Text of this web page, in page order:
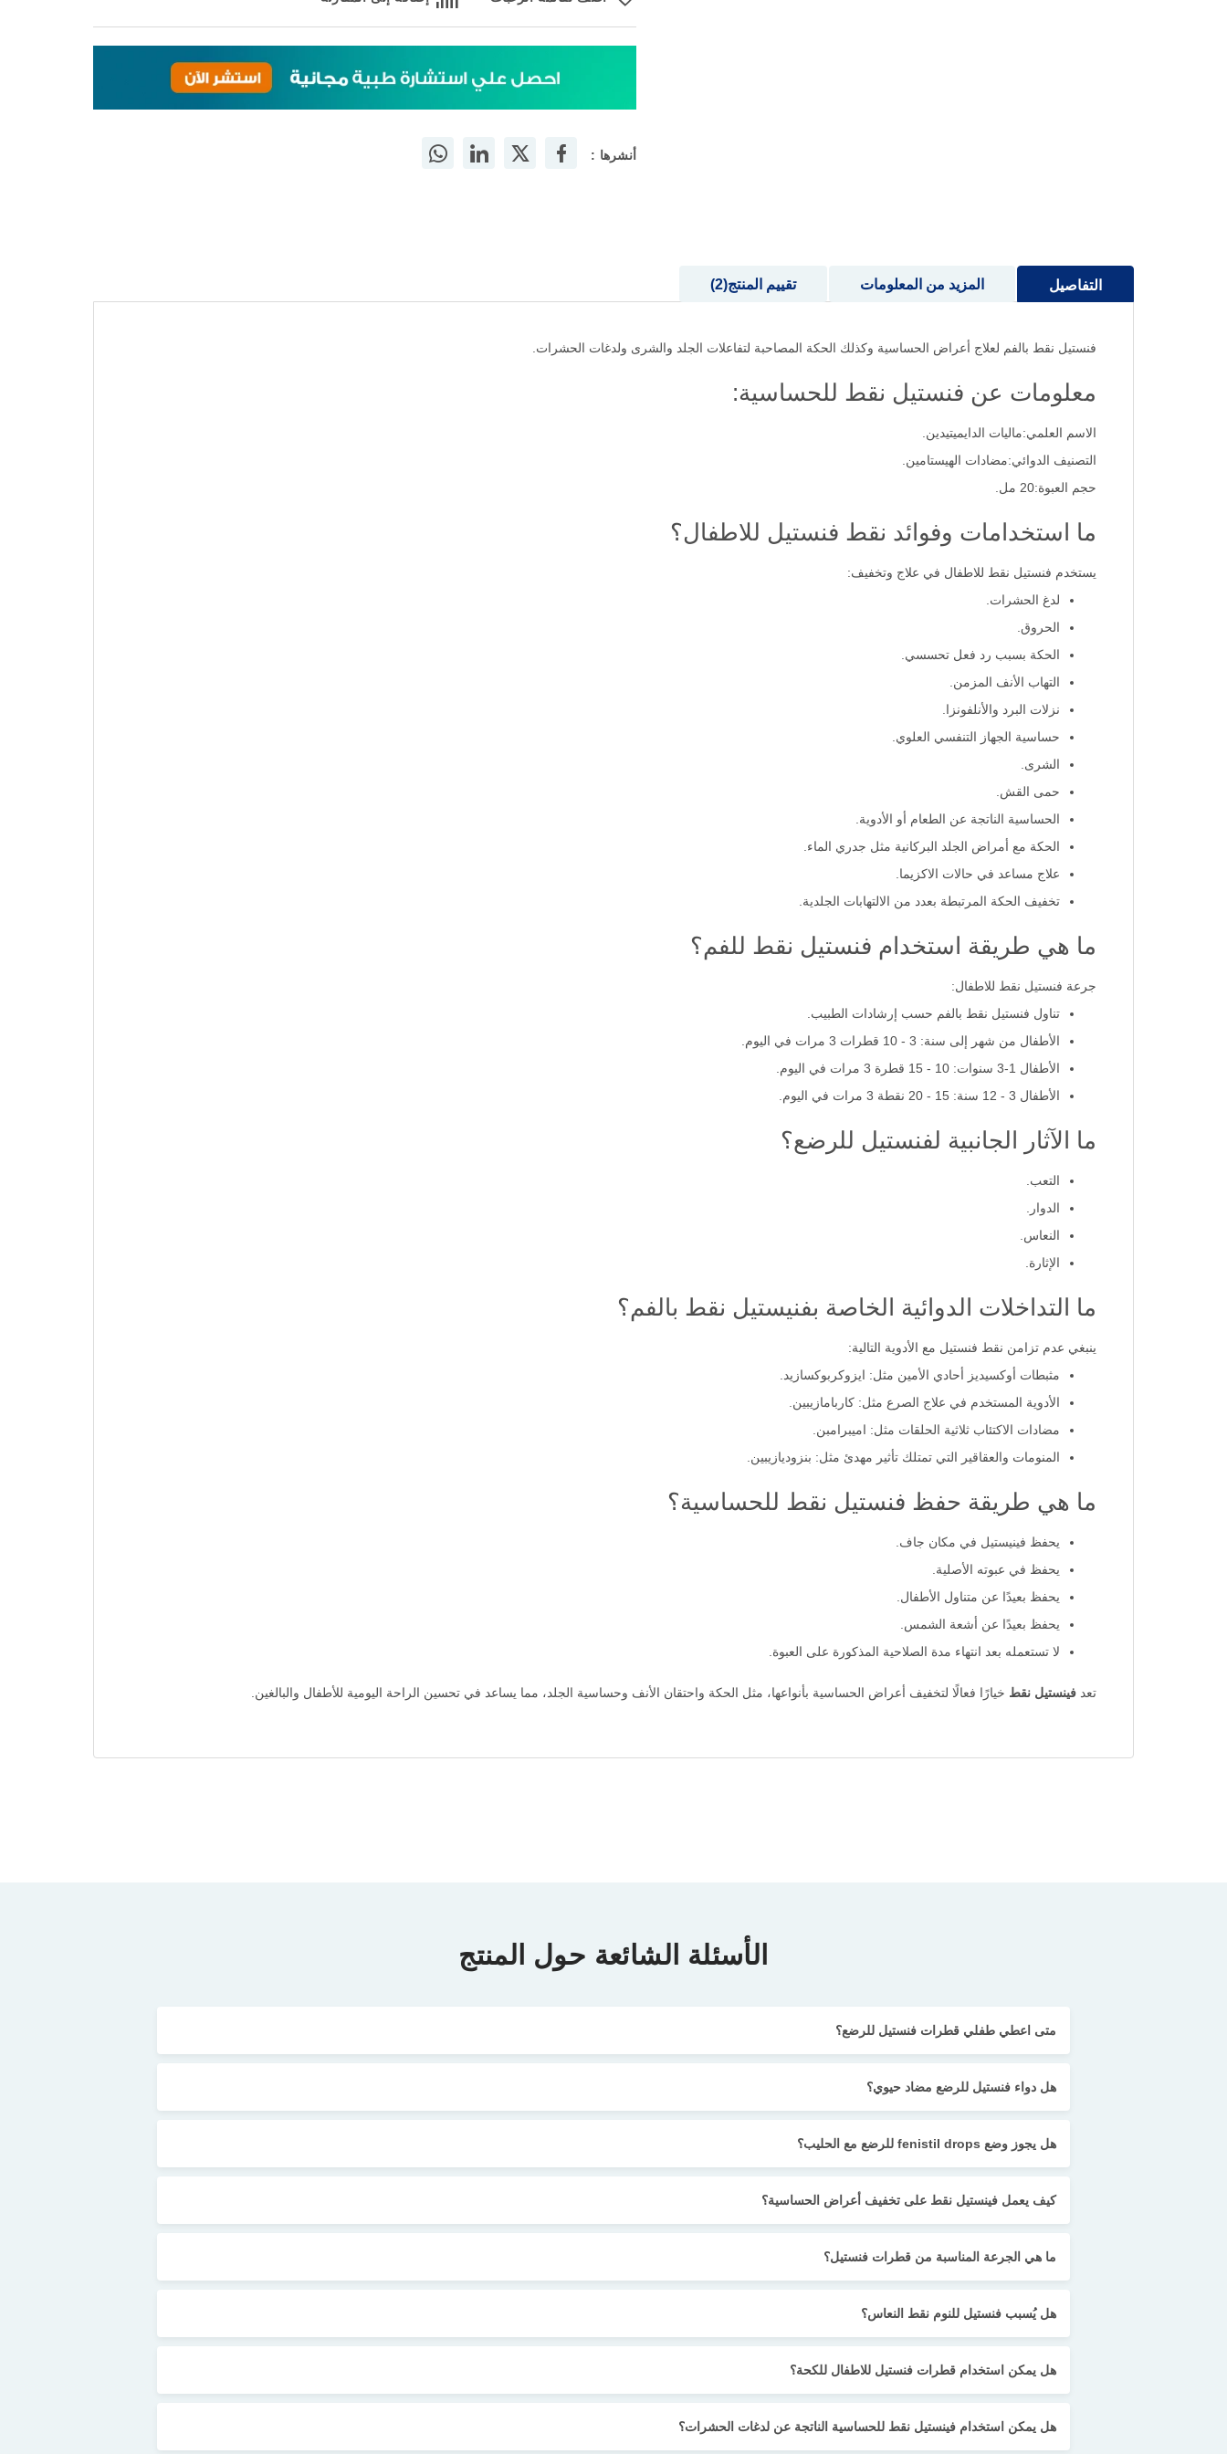
أنشرها :
التفاصيل
فنستيل نقط بالفم لعلاج أعراض الحساسية وكذلك الحكة المصاحبة لتفاعلات الجلد والشرى ولدغات الحشرات.
معلومات عن فنستيل نقط للحساسية:
الاسم العلمي:ماليات الدايميتيدين.
التصنيف الدوائي:مضادات الهيستامين.
حجم العبوة:20 مل.
ما استخدامات وفوائد نقط فنستيل للاطفال؟
يستخدم فنستيل نقط للاطفال في علاج وتخفيف:
لدغ الحشرات.
الحروق.
الحكة بسبب رد فعل تحسسي.
التهاب الأنف المزمن.
نزلات البرد والأنلفونزا.
حساسية الجهاز التنفسي العلوي.
الشرى.
حمى القش.
الحساسية الناتجة عن الطعام أو الأدوية.
الحكة مع أمراض الجلد البركانية مثل جدري الماء.
علاج مساعد في حالات الاكزيما.
تخفيف الحكة المرتبطة بعدد من الالتهابات الجلدية.
ما هي طريقة استخدام فنستيل نقط للفم؟
جرعة فنستيل نقط للاطفال:
تناول فنستيل نقط بالفم حسب إرشادات الطبيب.
الأطفال من شهر إلى سنة: 3 - 10 قطرات 3 مرات في اليوم.
الأطفال 1-3 سنوات: 10 - 15 قطرة 3 مرات في اليوم.
الأطفال 3 - 12 سنة: 15 - 20 نقطة 3 مرات في اليوم.
ما الآثار الجانبية لفنستيل للرضع؟
التعب.
الدوار.
النعاس.
الإثارة.
ما التداخلات الدوائية الخاصة بفنيستيل نقط بالفم؟
ينبغي عدم تزامن نقط فنستيل مع الأدوية التالية:
مثبطات أوكسيديز أحادي الأمين مثل: ايزوكربوكسازيد.
الأدوية المستخدم في علاج الصرع مثل: كاربامازيبين.
مضادات الاكتئاب ثلاثية الحلقات مثل: اميبرامبن.
المنومات والعقاقير التي تمتلك تأثير مهدئ مثل: بنزوديازيبين.
ما هي طريقة حفظ فنستيل نقط للحساسية؟
يحفظ فينيستيل في مكان جاف.
يحفظ في عبوته الأصلية.
يحفظ بعيدًا عن متناول الأطفال.
يحفظ بعيدًا عن أشعة الشمس.
لا تستعمله بعد انتهاء مدة الصلاحية المذكورة على العبوة.
تعد فينستيل نقط خيارًا فعالًا لتخفيف أعراض الحساسية بأنواعها، مثل الحكة واحتقان الأنف وحساسية الجلد، مما يساعد في تحسين الراحة اليومية للأطفال والبالغين.
المزيد من المعلومات تقييم المنتج 2
الأسئلة الشائعة حول المنتج
متى اعطي طفلي قطرات فنستيل للرضع؟
هل دواء فنستيل للرضع مضاد حيوي؟
هل يجوز وضع fenistil drops للرضع مع الحليب؟
كيف يعمل فينستيل نقط على تخفيف أعراض الحساسية؟
ما هي الجرعة المناسبة من قطرات فنستيل؟
هل يُسبب فنستيل للنوم نقط النعاس؟
هل يمكن استخدام قطرات فنستيل للاطفال للكحة؟
هل يمكن استخدام فينستيل نقط للحساسية الناتجة عن لدغات الحشرات؟